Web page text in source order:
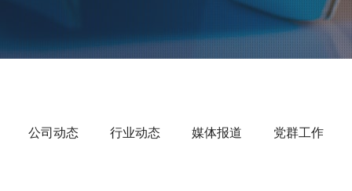
公司动态 行业动态 媒体报道 党群工作